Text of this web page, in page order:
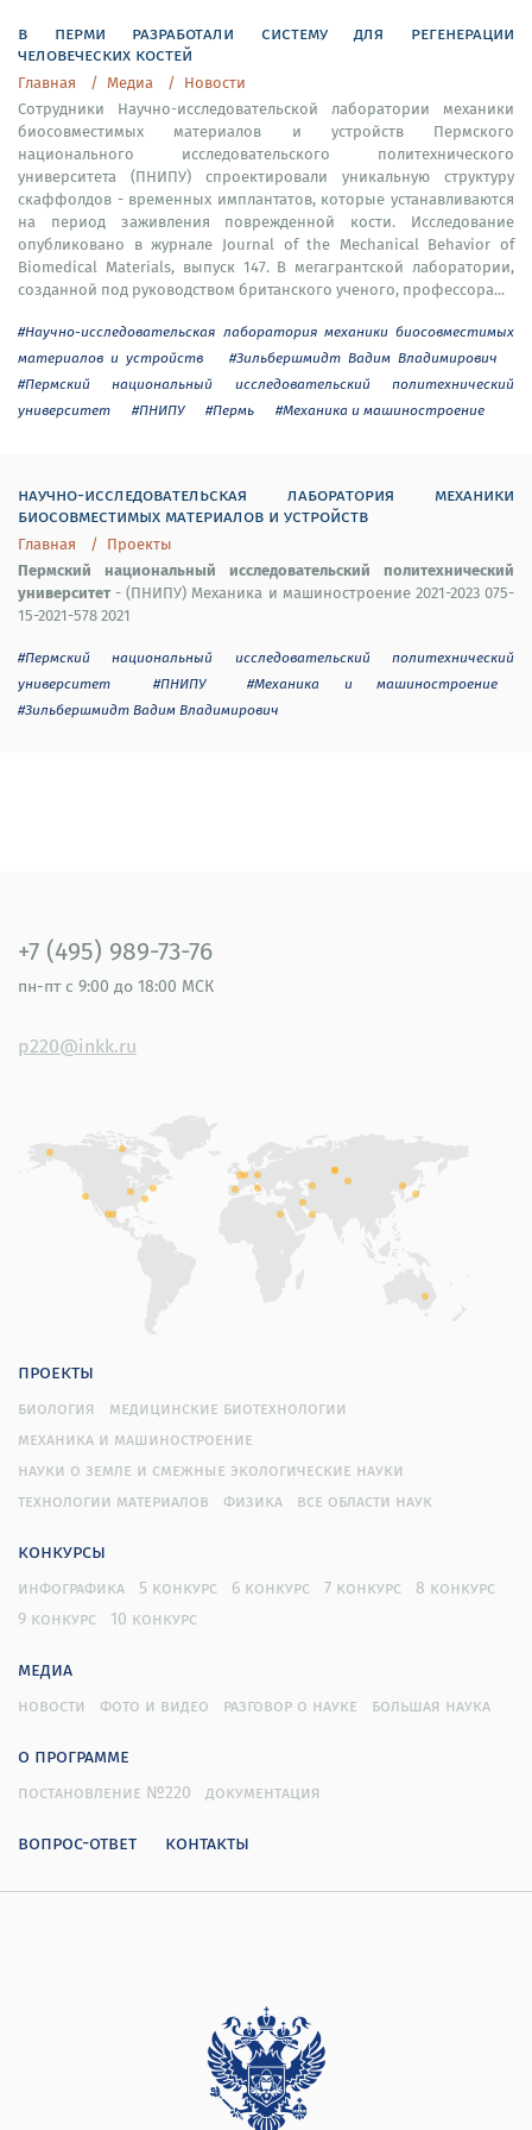
в перми разработали систему для регенерации
человеческих костей
Главная Медиа
Новости
Сотрудники Научно-исследовательской лаборатории механики
биосовместимых материалов и устройств Пермского
национального исследовательского политехнического
университета (ПНИПУ) спроектировали уникальную структуру
скаффолдов - временных имплантатов, которые устанавливаются
на период заживления поврежденной кости. Исследование
опубликовано в журнале Journal of the Mechanical Behavior of
Biomedical Materials, выпуск 147. В мегагрантской лаборатории,
созданной под руководством британского ученого, профессора...
#Научно-исследовательская лаборатория механики биосовместимых
материалов и устройств
#Зильбершмидт Вадим Владимирович
#Пермский национальный исследовательский политехнический
университет
#ПНИПУ #Пермь #Механика и машиностроение
научно-исследовательская лаборатория механики
биосовместимых материалов и устройств
Главная Проекты
Пермский национальный исследовательский политехнический
университет - (ПНИПУ) Механика и машиностроение 2021-2023 075-
15-2021-578 2021
#Пермский национальный исследовательский политехнический
университет
#ПНИПУ
#Механика и машиностроение
#Зильбершмидт Вадим Владимирович
+7 (495) 989-73-76
пн-пт с 9:00 до 18:00 МСК
p220@inkk.ru
проекты
биология
медицинские биотехнологии
механика и машиностроение
науки о земле и смежные экологические науки
технологии материалов
физика все области наук
конкурсы
инфографика 5 конкурс 6 конкурс 7 конкурс
8 конкурс
9 конкурс
10 конкурс
медиа
новости фото и видео разговор о науке большая наука
о программе
постановление №220 документация
вопрос-ответ контакты